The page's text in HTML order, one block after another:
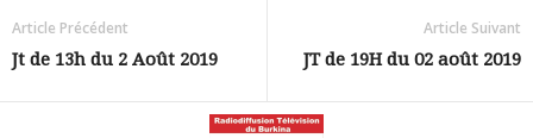
Article Précédent
Jt de 13h du 2 Août 2019
Article Suivant
JT de 19H du 02 août 2019